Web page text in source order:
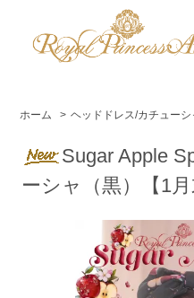
ホーム > ヘッドドレス/カチューシ
Sugar Apple
ーシャ（黒）【1